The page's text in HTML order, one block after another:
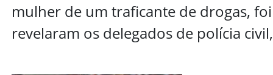
mulher de um traficante de drogas,
revelaram os delegados de polícia